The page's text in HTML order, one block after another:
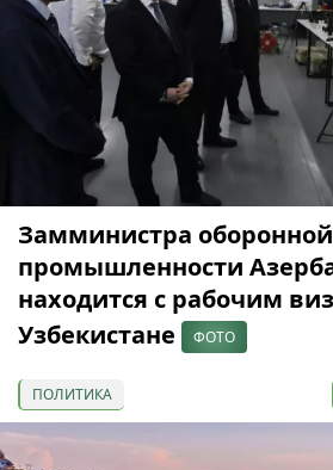
Замминистра оборонной
промышленности
находится с рабочим
Узбекистане
ФОТО
ПОЛИТИКА